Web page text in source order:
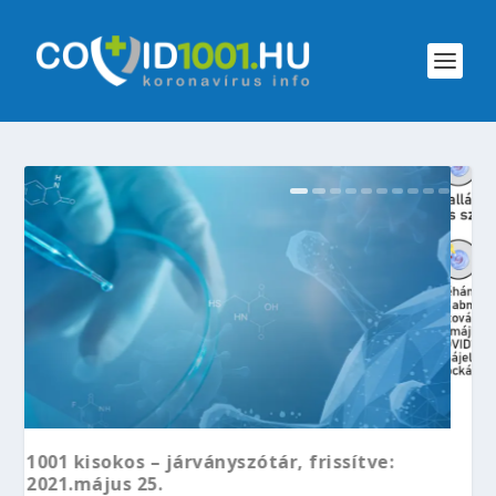
frissítve:
Infografika: a SARS-CoV-2